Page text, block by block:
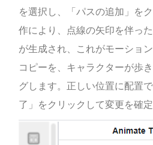
を選択し、「パスの追加」を
作により、点線の矢印を伴っ
が生成され、これがモーショ
コピーを、キャラクターが歩
グします。正しい位置に配置
了」をクリックして変更を確定